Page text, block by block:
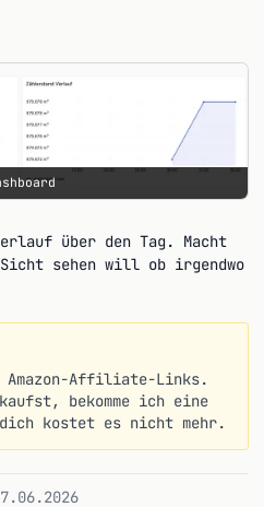
über den Tag. Macht
sehen will ob irgendwo
Affiliate-Links.
bekomme ich eine
kostet es nicht mehr.